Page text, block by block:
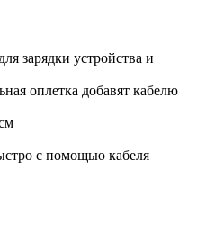
зарядки устройства и
оплетка добавят кабелю
с помощью кабеля